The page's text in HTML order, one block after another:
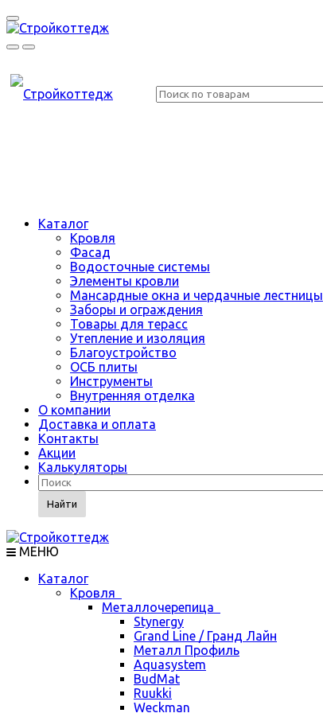
Каталог
Кровля
Фасад
Водосточные системы
Элементы кровли
Мансардные окна и чердачные лестницы
Заборы и ограждения
Товары для терасс
Утепление и изоляция
Благоустройство
ОСБ плиты
Инструменты
Внутренняя отделка
О компании
Доставка и оплата
Контакты
Акции
Калькуляторы
Найти
МЕНЮ
Каталог
Кровля
Металлочерепица
Stynergy
Grand Line / Гранд Лайн
Металл Профиль
Aquasystem
BudMat
Ruukki
Weckman